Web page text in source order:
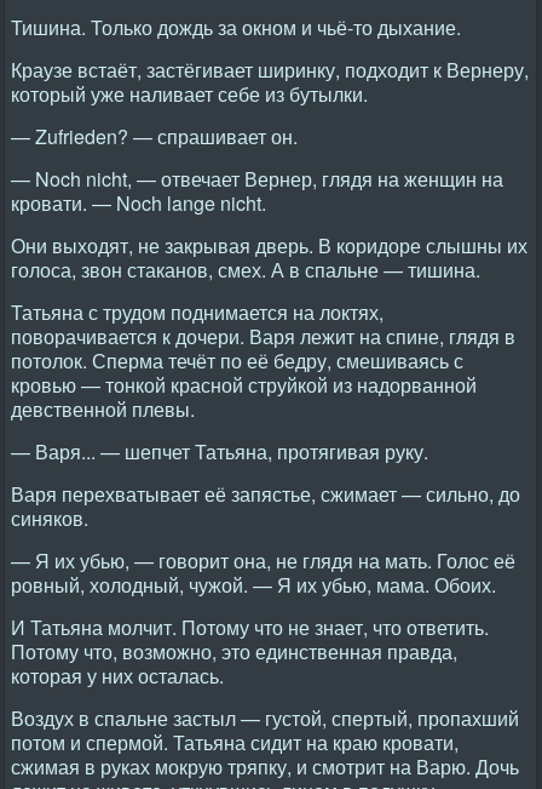
Тишина. Только дождь за окном и чьё-то дыхание.
Краузе встаёт, застёгивает ширинку, подходит к Вернеру,
который уже наливает себе из бутылки.
— Zufrieden? — спрашивает он.
— Noch nicht, — отвечает Вернер, глядя на женщин на
кровати. — Noch lange nicht.
Они выходят, не закрывая дверь. В коридоре слышны их
голоса, звон стаканов, смех. А в спальне — тишина.
Татьяна с трудом поднимается на локтях,
поворачивается к дочери. Варя лежит на спине, глядя в
потолок. Сперма течёт по её бедру, смешиваясь с
кровью — тонкой красной струйкой из надорванной
девственной плевы.
— Варя... — шепчет Татьяна, протягивая руку.
Варя перехватывает её запястье, сжимает — сильно, до
синяков.
— Я их убью, — говорит она, не глядя на мать. Голос её
ровный, холодный, чужой. — Я их убью, мама. Обоих.
И Татьяна молчит. Потому что не знает, что ответить.
Потому что, возможно, это единственная правда,
которая у них осталась.
Воздух в спальне застыл — густой, спертый, пропахший
потом и спермой. Татьяна сидит на краю кровати,
сжимая в руках мокрую тряпку, и смотрит на Варю. Дочь